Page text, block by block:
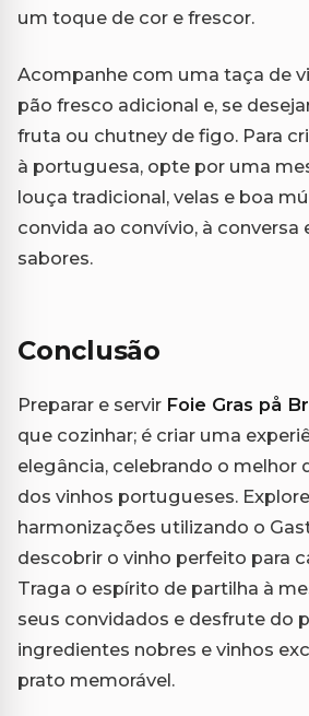
um toque de cor e frescor.
Acompanhe com uma taça de
pão fresco adicional e, se
fruta ou chutney de figo. Para
à portuguesa, opte por uma
louça tradicional, velas e boa
convida ao convívio, à conversa
sabores.
Conclusão
Preparar e servir Foie Gras på
que cozinhar; é criar uma
elegância, celebrando o melhor
dos vinhos portugueses.
harmonizações utilizando o
descobrir o vinho perfeito para
Traga o espírito de partilha à
seus convidados e desfrute do
ingredientes nobres e vinhos
prato memorável.